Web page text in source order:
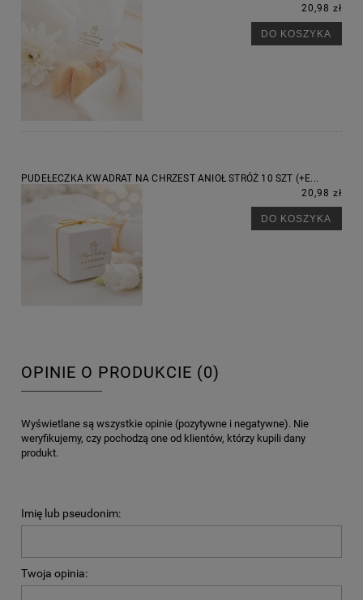
20,98 zł
DO KOSZYKA
PUDEŁECZKA KWADRAT NA CHRZEST ANIOŁ STRÓŻ 10 SZT (+E...
20,98 zł
DO KOSZYKA
OPINIE O PRODUKCIE (0)
Wyświetlane są wszystkie opinie (pozytywne i negatywne). Nie
weryfikujemy, czy pochodzą one od klientów, którzy kupili dany
produkt.
Imię lub pseudonim:
Twoja opinia: